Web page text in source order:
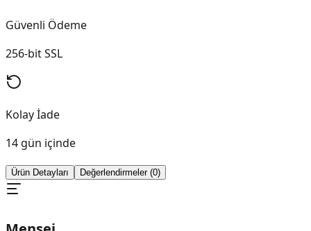
Güvenli Ödeme
256-bit SSL
Kolay İade
14 gün içinde
Ürün Detayları Değerlendirmeler (0)